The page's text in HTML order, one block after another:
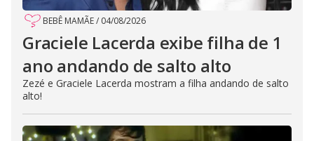
BEBÊ MAMÃE/ 04/08/2026
Graciele Lacerda exibe filha de 1
ano andando de salto alto
Zezé e Graciele Lacerda mostram a filha andando de salto
alto!